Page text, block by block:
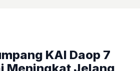
KAI Daop 7